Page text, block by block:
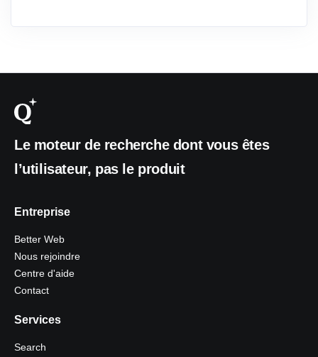
Le moteur de recherche dont vous êtes
l’utilisateur, pas le produit
Entreprise
Better Web
Nous rejoindre
Centre d'aide
Contact
Services
Search